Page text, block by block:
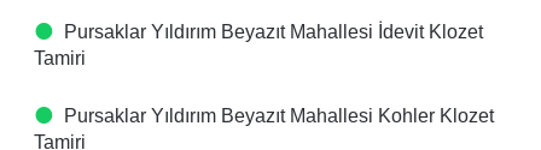
Pursaklar Yıldırım Beyazıt Mahallesi İdevit Klozet
Tamiri
Pursaklar Yıldırım Beyazıt Mahallesi Kohler Klozet
Tamiri